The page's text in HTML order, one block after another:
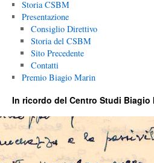
Storia CSBM
Presentazione
Consiglio Direttivo
Storia del CSBM
Sito Precedente
Contatti
Premio Biagio Marin
In ricordo del Centro Studi Biagio